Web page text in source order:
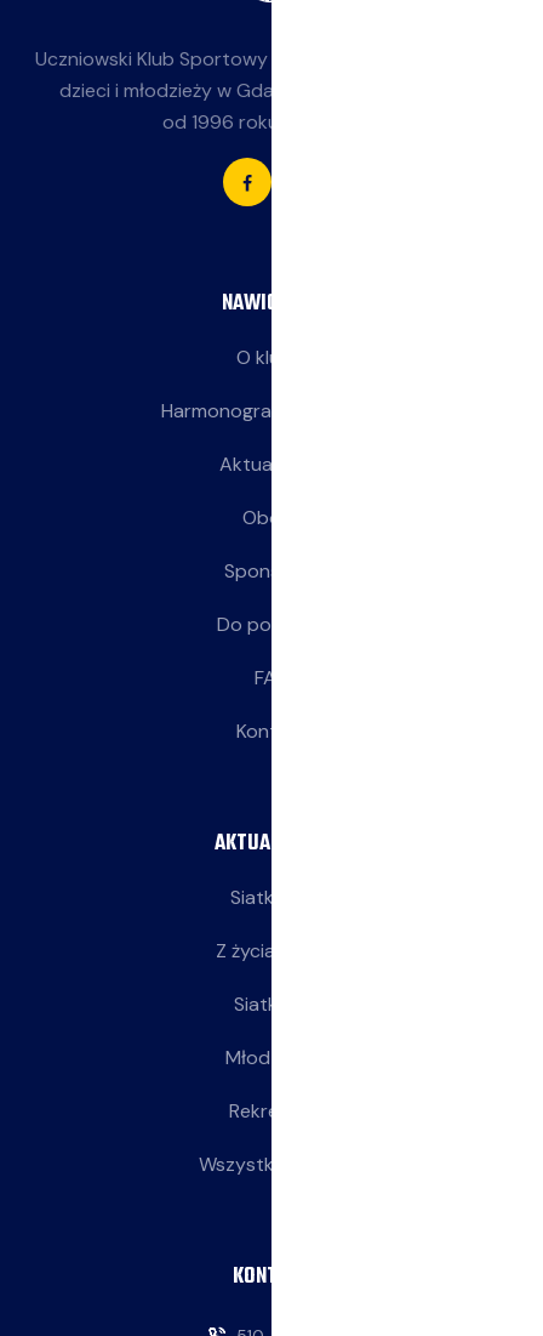
Uczniowski Klub Sportowy
dzieci i młodzieży w Gdańsku-Jasieniu. Działamy
od 1996 roku przy SP 85.
NAWIGACJA
O klubie
Harmonogram treningów
Aktualności
Obozy
Sponsorzy
Do pobrania
FAQ
Kontakt
AKTUALNOŚCI
Siatkarze
Z życia klubu
Siatkarki
Młodziczki
Rekreacja
Wszystkie wpisy
KONTAKT